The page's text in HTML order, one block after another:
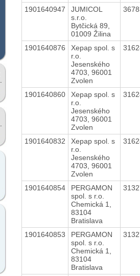
1901640947
JUMICOL
s.r.o.
Bytčická 89,
01009 Žilina
1901640876
Xepap spol. s
r.o.
Jesenského
4703, 96001
Zvolen
1901640860
Xepap spol. s
r.o.
Jesenského
4703, 96001
Zvolen
1901640832
Xepap spol. s
r.o.
Jesenského
4703, 96001
Zvolen
1901640854
PERGAMON
spol. s r.o.
Chemická 1,
83104
Bratislava
1901640853
PERGAMON
spol. s r.o.
Chemická 1,
83104
Bratislava